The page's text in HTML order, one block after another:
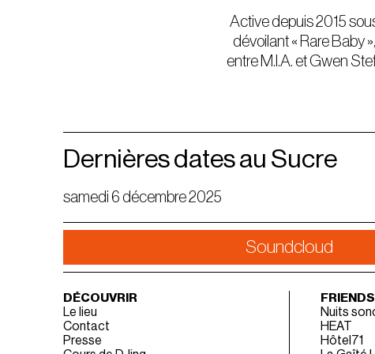
Active depuis 2015
dévoilant « Rare Baby
entre M.I.A. et Gwen
Dernières dates au Sucre
samedi 6 décembre 2025
Soundcloud
DÉCOUVRIR
Le lieu
Contact
Presse
FRIENDS
Nuits
HEAT
Hôtel71